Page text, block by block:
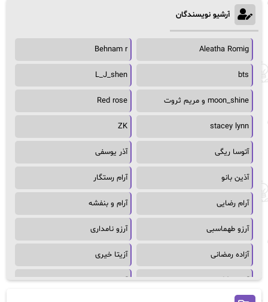
آرشیو نویسندگان
Aleatha Romig
Behnam r
bts
L_J_shen
moon_shine و مریم ثروت Red rose
stacey lynn
ZK
آتوسا ریگی آذر یوسفی
آذین بانو آرام رستگار
آرام رضایی آرام و بنفشه
آرزو طهماسبی آرزو نامداری
آزاده رمضانی آزیتا خیری
آسمان64 آسمان۶۵